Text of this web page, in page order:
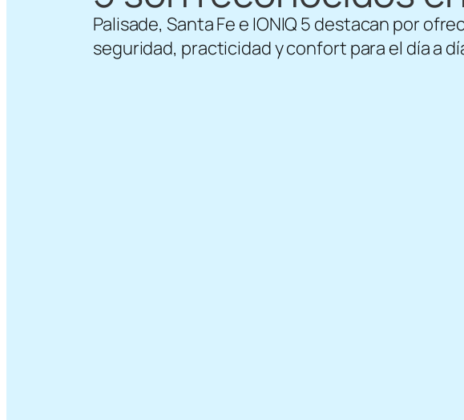
Palisade, Santa Fe e IONIQ 5 destacan por
seguridad, practicidad y confort para el día a